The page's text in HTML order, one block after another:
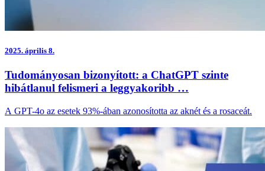
2025. április 8.
Tudományosan bizonyított: a ChatGPT szinte
hibátlanul felismeri a leggyakoribb …
A GPT-4o az esetek 93%-ában azonosította az aknét és a rosaceát.